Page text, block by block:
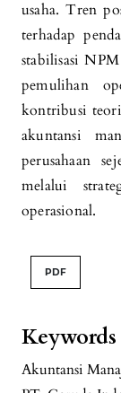
Keywords
Akuntansi
usaha. Tren
terhadap
stabilisasi
pemulihan
kontribusi
akuntansi
perusahaan
melalui
operasional.
PDF